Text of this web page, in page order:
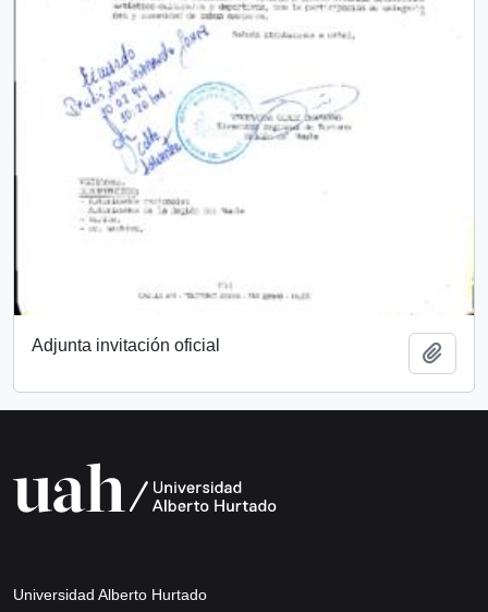
Adjunta invitación oficial
Universidad Alberto Hurtado